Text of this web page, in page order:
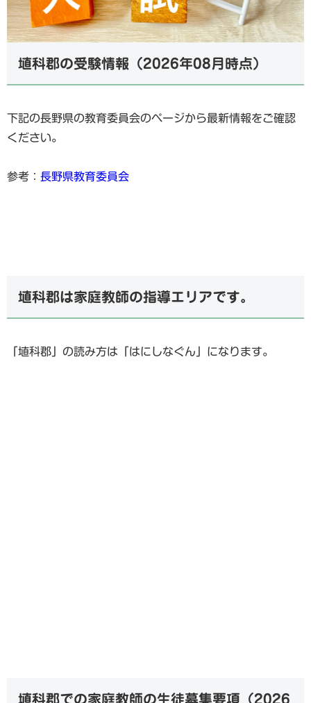
埴科郡の受験情報（2026年08月時点）
下記の長野県の教育委員会のページから最新情報をご確認
ください。
参考： 長野県教育委員会
埴科郡は家庭教師の指導エリアです。
「埴科郡」の読み方は「はにしなぐん」になります。
埴科郡での家庭教師の生徒募集要項（2026